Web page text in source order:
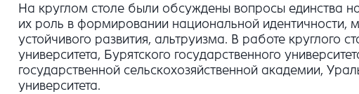
На круглом столе были обсуждены вопросы единства
их роль в формировании национальной идентичности,
устойчивого развития, альтруизма. В работе круглого
университета, Бурятского государственного
государственной сельскохозяйственной академии,
университета.